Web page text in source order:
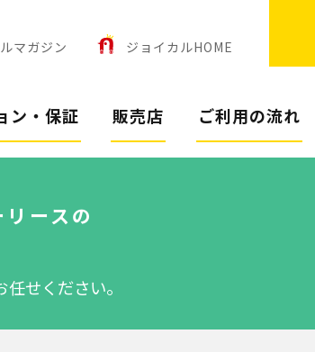
マガジン ジョイカルHOME
ン・保証 販売店 ご利用の流れ
ースの
せください。